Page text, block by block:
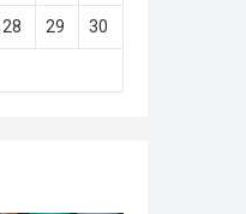
28 29 30